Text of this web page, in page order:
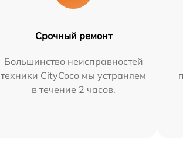
Срочный ремонт
Большинство неисправностей
техники CityCoco мы устраняем
в течение 2 часов.